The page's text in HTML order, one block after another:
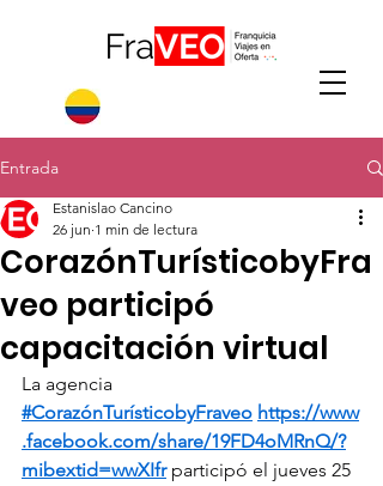
Entrada
CorazónTurísticobyFra
veo participó
capacitación virtual
Estanislao Cancino
26 jun 1 min de lectura
La agencia
#CorazónTurísticobyFraveo https://www
.facebook.com/share/19FD4oMRnQ/?
mibextid=wwXIfr participó el jueves 25